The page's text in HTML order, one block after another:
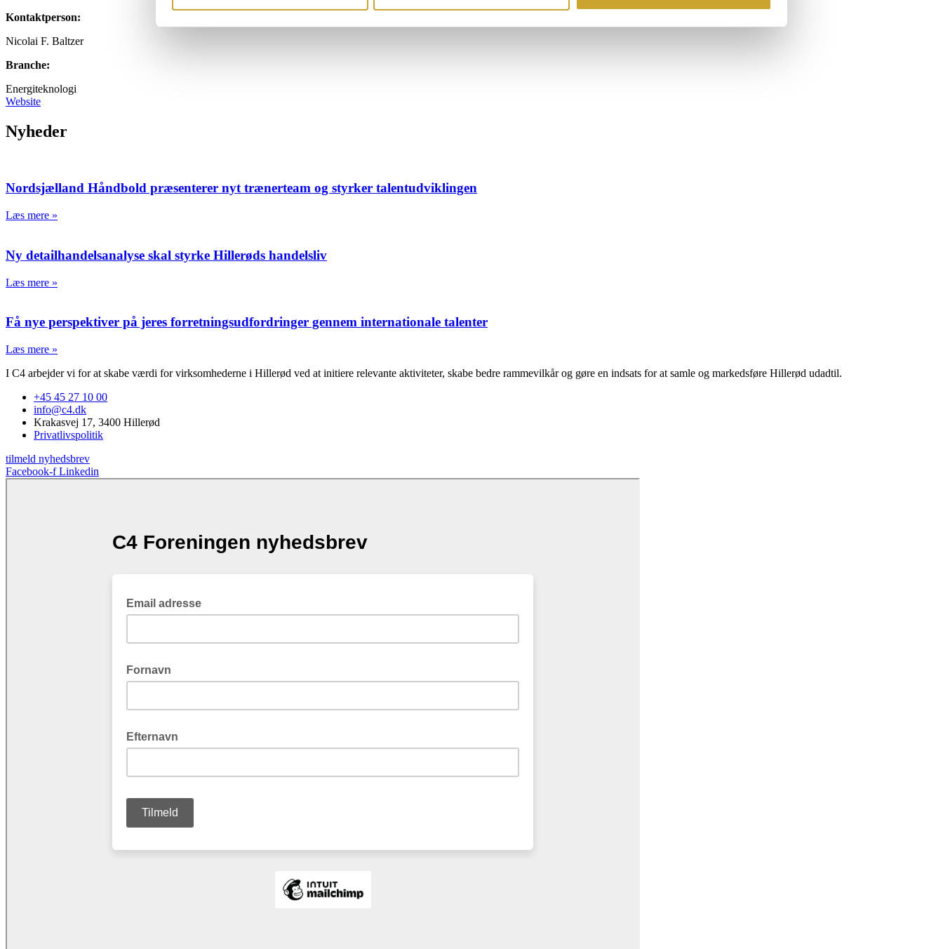
Kontaktperson:
Nicolai F. Baltzer
Branche:
Energiteknologi
Website
Nyheder
Nordsjælland Håndbold præsenterer nyt trænerteam og styrker talentudviklingen
Læs mere »
Ny detailhandelsanalyse skal styrke Hillerøds handelsliv
Læs mere »
Få nye perspektiver på jeres forretningsudfordringer gennem internationale talenter
Læs mere »
I C4 arbejder vi for at skabe værdi for virksomhederne i Hillerød ved at initiere relevante aktiviteter, skabe bedre rammevilkår og gøre en indsats for at samle og markedsføre Hillerød udadtil.
+45 45 27 10 00
info@c4.dk
Krakasvej 17, 3400 Hillerød
Privatlivspolitik
tilmeld nyhedsbrev
Facebook-f Linkedin